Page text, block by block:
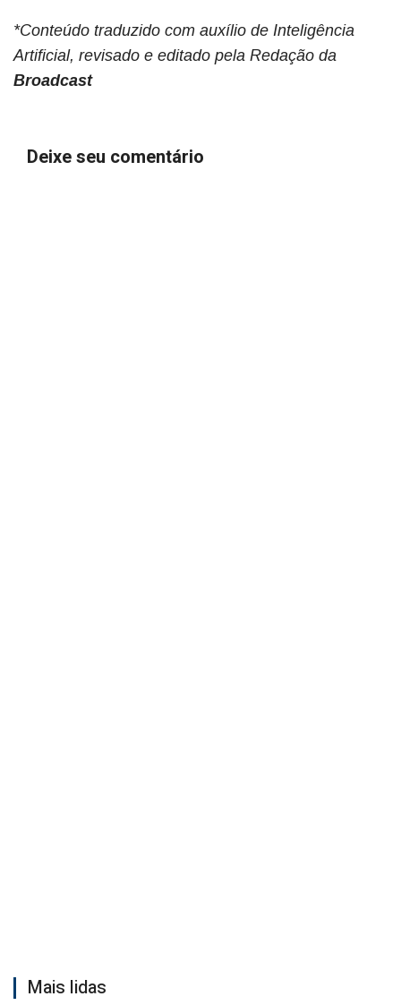
*Conteúdo traduzido com auxílio de Inteligência
Artificial, revisado e editado pela Redação da
Broadcast
Deixe seu comentário
Mais lidas